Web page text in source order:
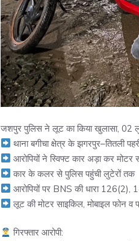
जशपुर पुलिस ने लूट का किया खुलासा, 02
थाना बगीचा क्षेत्र के झगरपुर–तितली
आरोपियों ने स्विफ्ट कार अड़ा कर मोटर
कार के कलर से पुलिस पहुंची लुटेरों तक
आरोपियों पर BNS की धारा
लूट की मोटर साइकिल, मोबाइल फोन व
गिरफ्तार आरोपी: